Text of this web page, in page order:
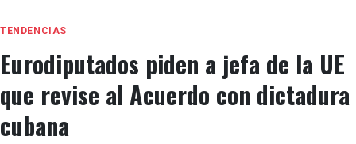
TENDENCIAS
Eurodiputados piden a jefa de la UE
que revise al Acuerdo con dictadura
cubana